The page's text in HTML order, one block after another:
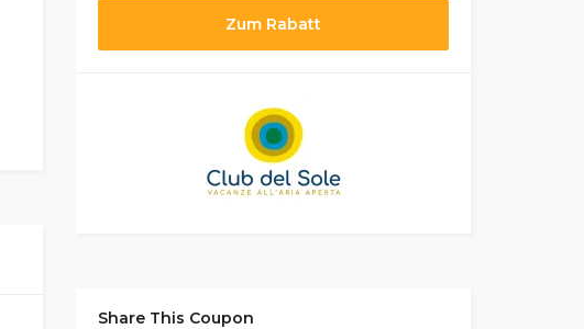
Zum Rabatt
Share This Coupon